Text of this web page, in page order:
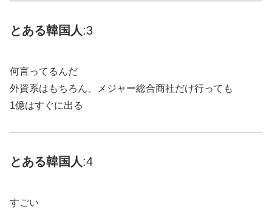
とある韓国 人:3
何言ってるんだ
外資系はもちろん、メジャー総合商社だけ行っても
1億はすぐに出る
とある韓国 人:4
すごい